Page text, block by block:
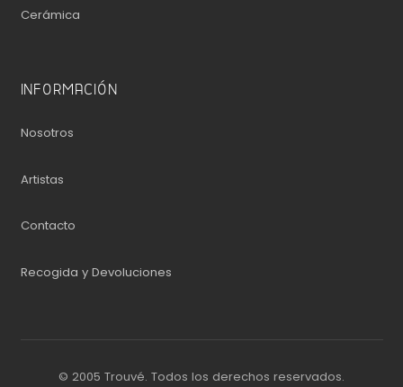
Cerámica
INFORMACIÓN
Nosotros
Artistas
Contacto
Recogida y Devoluciones
© 2005 Trouvé. Todos los derechos reservados.